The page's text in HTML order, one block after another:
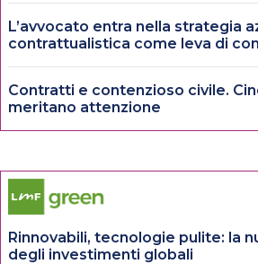
L’avvocato entra nella strategia
contrattualistica come leva di
Contratti e contenzioso civile.
meritano attenzione
Rinnovabili, tecnologie pulite: la
degli investimenti globali